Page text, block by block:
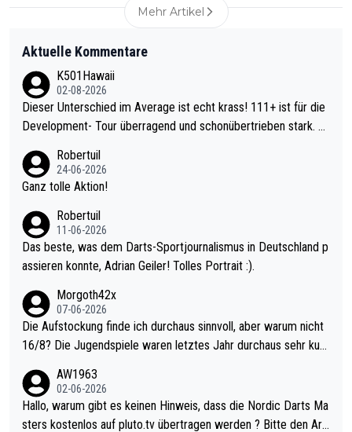
Mehr Artikel
Aktuelle Kommentare
K501Hawaii
02-08-2026
Dieser Unterschied im Average ist echt krass! 111+ ist für die
Development- Tour überragend und schonübertrieben stark. U
mal 40+ erst recht. Da gewinnst keinen Blumentopf - ist ja noc
h krasser wie ein Pokalspiel eines Kreisligisten vs einem Bund
Robertuil
24-06-2026
Ganz tolle Aktion!
Robertuil
11-06-2026
Das beste, was dem Darts-Sportjournalismus in Deutschland p
assieren konnte, Adrian Geiler! Tolles Portrait :).
Morgoth42x
07-06-2026
Die Aufstockung finde ich durchaus sinnvoll, aber warum nicht
16/8? Die Jugendspiele waren letztes Jahr durchaus sehr kurz
Allerdings ist Mitchell Lawrie als Nummer 1 der Welt eh qualifi
ziert. Somit ändert die automatische Qualifikation des Weltmei
sters erstmal nichts. Ich denke sie wollen damit für nächstes J
AW1963
02-06-2026
Hallo, warum gibt es keinen Hinweis, dass die Nordic Darts Ma
sters kostenlos auf pluto.tv übertragen werden ? Bitte den Arti